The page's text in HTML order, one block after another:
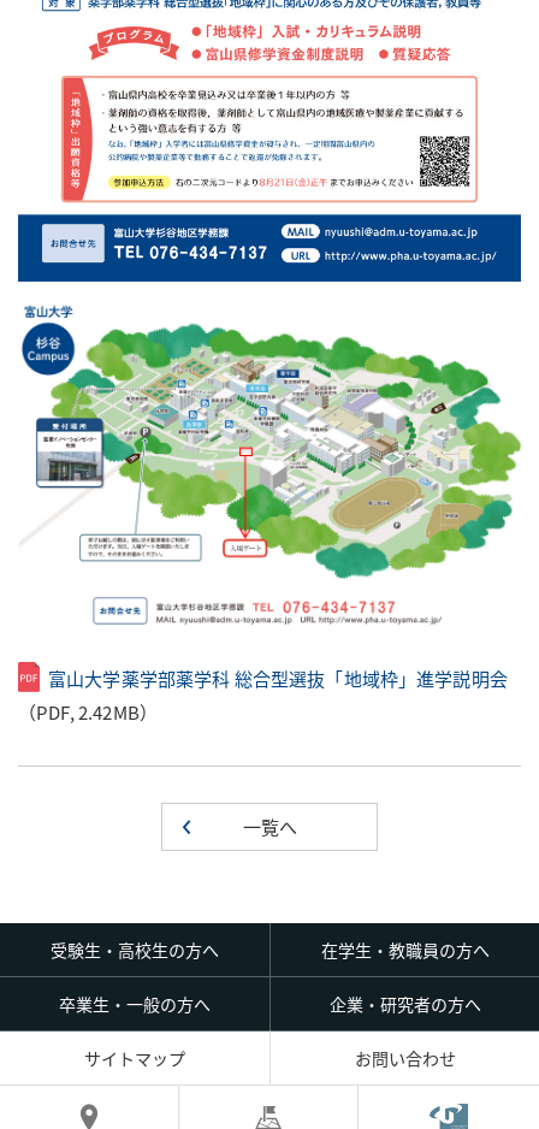
富山大学薬学部薬学科 総合型選抜「地域枠」進学説明会
（PDF, 2.42MB）
一覧へ
受験生・高校生の方へ 在学生・教職員の方へ
卒業生・一般の方へ 企業・研究者の方へ
サイトマップ お問い合わせ